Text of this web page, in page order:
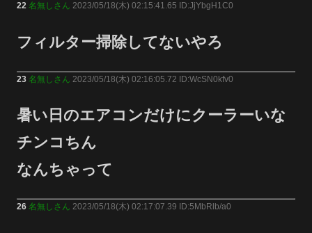
22 名無しさん 2023/05/18(木) 02:15:41.65 ID:JjYbgH1C0
フィルター掃除してないやろ
23 名無しさん 2023/05/18(木) 02:16:05.72 ID:WcSN0kfv0
暑い日のエアコンだけにクーラーいな
チンコちん
なんちゃって
26 名無しさん 2023/05/18(木) 02:17:07.39 ID:5MbRlb/a0